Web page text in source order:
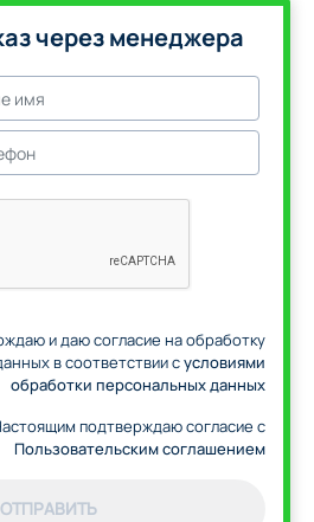
через менеджера
и даю согласие на обработку
в соответствии сусловиями
обработки персональных данных
подтверждаю согласие с
Пользовательским соглашением
ОТПРАВИТЬ